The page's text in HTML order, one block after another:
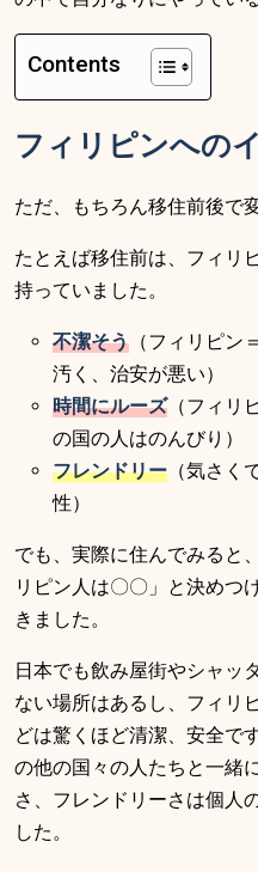
Contents
フィリピンへの
ただ、もちろん移住前後で
たとえば移住前は、フィリ
持っていました。
不潔そう （フィリピン
汚く、治安が悪い）
時間にルーズ（フィリ
の国の人はのんびり）
フレンドリー （気さく
性）
でも、実際に住んでみると
リピン人は〇〇」と決めつ
きました。
日本でも飲み屋街やシャッ
ない場所はあるし、フィリ
どは驚くほど清潔、安全で
の他の国々の人たちと一緒
さ、フレンドリーさは個人
した。